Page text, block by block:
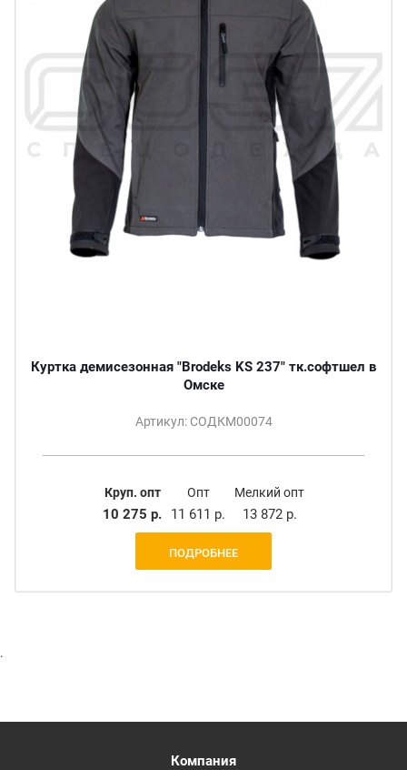
Куртка демисезонная "Brodeks KS 237" тк.софтшел в
Омске
Артикул: СОДКМ00074
Круп. опт
10 275 р.
Опт
11 611 р.
Мелкий опт
13 872 р.
ПОДРОБНЕЕ
.
Компания